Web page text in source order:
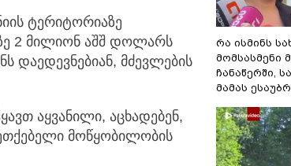
ტერიტორიაზე
2 მილიონ აშშ დოლარს
დაედევნებიან, მძევლების
აყვანილი, აცხადებენ,
მოწყობილობის
რა ისმინს
მომსასმენი
ჩანაწერში,
მამას